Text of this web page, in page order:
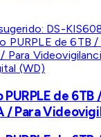
DS-
(WD)
de 6TB
/ Para